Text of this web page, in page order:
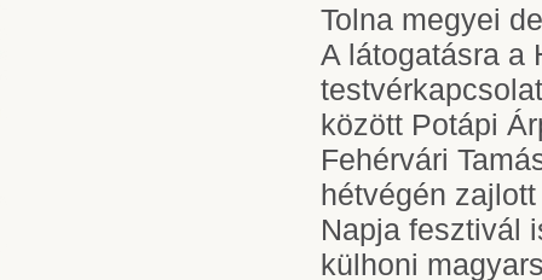
Tolna megyei
A látogatásra a
között Potápi
Fehérvári
hétvégén
Napja fesztivál
külhoni